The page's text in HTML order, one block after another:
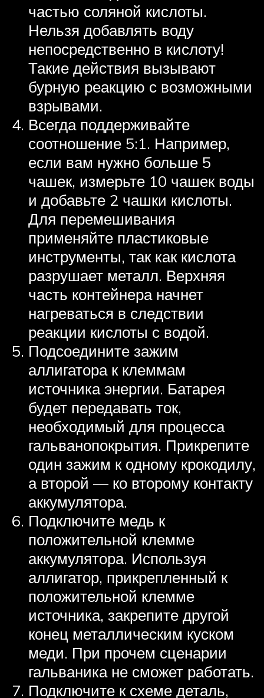
частью соляной кислоты.
Нельзя добавлять воду
непосредственно в кислоту!
Такие действия вызывают
бурную реакцию с возможными
взрывами.
Всегда поддерживайте
соотношение 5:1. Например,
если вам нужно больше 5
чашек, измерьте 10 чашек воды
и добавьте 2 чашки кислоты.
Для перемешивания
применяйте пластиковые
инструменты, так как кислота
разрушает металл. Верхняя
часть контейнера начнет
нагреваться в следствии
реакции кислоты с водой.
Подсоедините зажим
аллигатора к клеммам
источника энергии. Батарея
будет передавать ток,
необходимый для процесса
гальванопокрытия. Прикрепите
один зажим к одному крокодилу,
а второй — ко второму контакту
аккумулятора.
Подключите медь к
положительной клемме
аккумулятора. Используя
аллигатор, прикрепленный к
положительной клемме
источника, закрепите другой
конец металлическим куском
меди. При прочем сценарии
гальваника не сможет работать.
Подключите к схеме деталь,